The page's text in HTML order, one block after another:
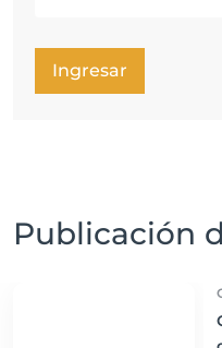
Ingresar
Publicación